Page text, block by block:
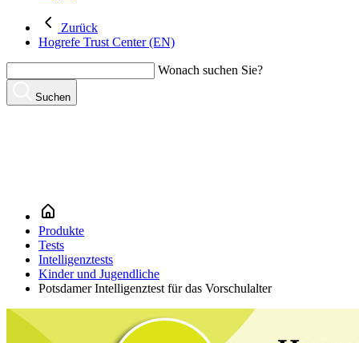
Zurück
Hogrefe Trust Center (EN)
Wonach suchen Sie?
Suchen
Produkte
Tests
Intelligenztests
Kinder und Jugendliche
Potsdamer Intelligenztest für das Vorschulalter